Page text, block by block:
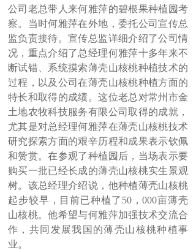
按钮文本
公司老总带人来何雅萍的碧根果种植园考
察。当时何雅萍在外地，委托公司宣传总
监负责接待。宣传总监详细介绍了公司情
况，重点介绍了总经理何雅萍十多年来不
断试错、系统摸索薄壳山核桃种植技术的
过程，以及公司在薄壳山核桃种植方面的
特长和取得的成绩。这位老总对常州市金
土地农牧科技服务有限公司取得的成就，
尤其是对总经理何雅萍在薄壳山核桃技术
研究探索方面的艰辛历程和成果表示钦佩
和赞赏。在参观了种植园后，当场表示要
购买一批已经长成的薄壳山核桃实生景观
树。该总经理介绍说，他种植薄壳山核桃
起步较早，目前已种植了 50，000亩薄壳
山核桃。他希望与何雅萍加强技术交流合
作，共同发展我国的薄壳山核桃种植事
业。